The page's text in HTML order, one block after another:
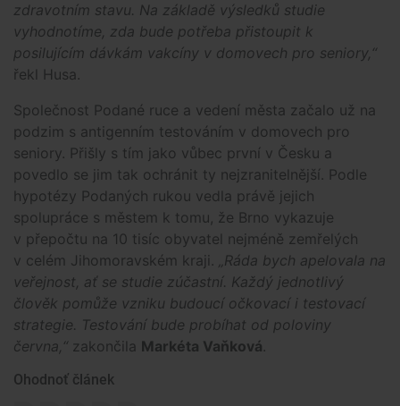
zdravotním stavu. Na základě výsledků studie
vyhodnotíme, zda bude potřeba přistoupit k
posilujícím dávkám vakcíny v domovech pro seniory,“
řekl Husa.
Společnost Podané ruce a vedení města začalo už na
podzim s antigenním testováním v domovech pro
seniory. Přišly s tím jako vůbec první v Česku a
povedlo se jim tak ochránit ty nejzranitelnější. Podle
hypotézy Podaných rukou vedla právě jejich
spolupráce s městem k tomu, že Brno vykazuje
v přepočtu na 10 tisíc obyvatel nejméně zemřelých
v celém Jihomoravském kraji.
„Ráda bych apelovala na
veřejnost, ať se studie zúčastní. Každý jednotlivý
člověk pomůže vzniku budoucí očkovací i testovací
strategie. Testování bude probíhat od poloviny
června,“ zakončila Markéta Vaňková.
Ohodnoť článek